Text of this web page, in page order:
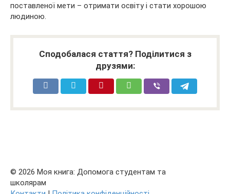
поставленої мети – отримати освіту і стати хорошою
людиною.
Сподобалася стаття? Поділитися з
друзями:
© 2026 Моя книга: Допомога студентам та
школярам